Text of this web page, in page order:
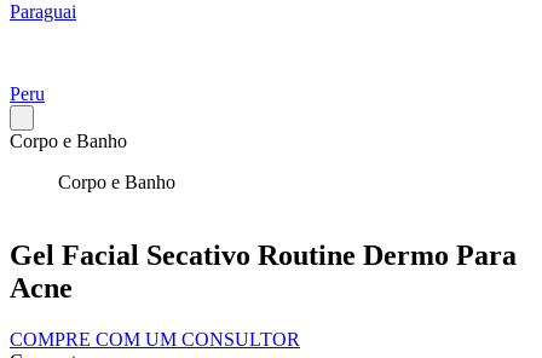
Paraguai
Peru
Corpo e Banho
Corpo e Banho
Gel Facial Secativo Routine Dermo Para
Acne
COMPRE COM UM CONSULTOR